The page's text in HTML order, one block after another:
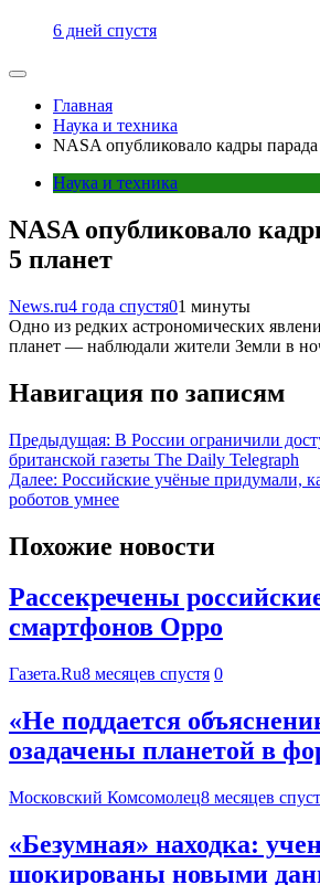
6 дней спустя
Главная
Наука и техника
NASA опубликовало кадры
Наука и техника
NASA опубликовало
5 планет
News.ru4 года спустя01 минуты
Одно из редких астрономических
планет — наблюдали жители Земли в
Навигация по записям
Предыдущая: В России ограничили
британской газеты The Daily Telegraph
Далее: Российские учёные придумали,
роботов умнее
Похожие новости
Рассекречены
смартфонов Oppo
Газета.Ru8 месяцев спустя 0
«Не поддается
озадачены планетой в
Московский Комсомолец8 месяцев
«Безумная» находка:
шокированы новыми